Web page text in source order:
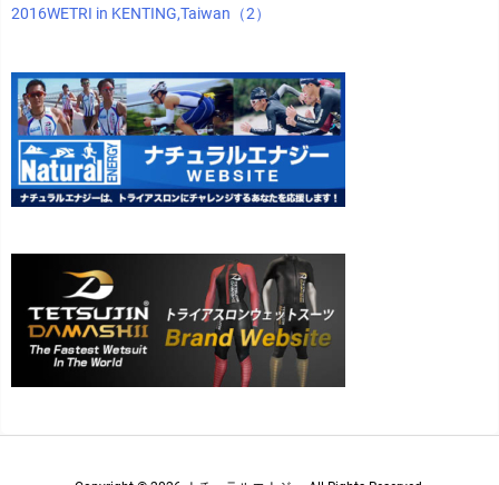
2016WETRI in KENTING,Taiwan（2）